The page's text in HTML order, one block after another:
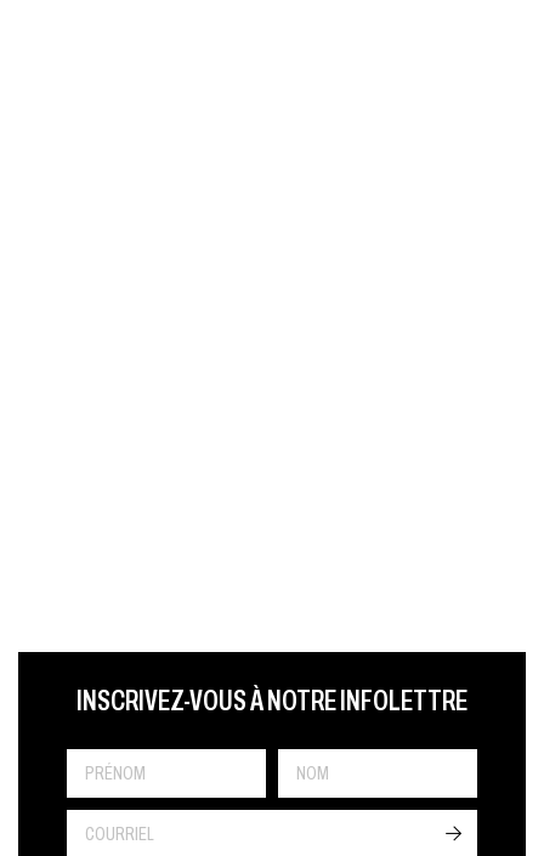
PRÉNOM
LAST NAME
INSCRIVEZ-VOUS À NOTRE INFOLETTRE
LANGUE
->